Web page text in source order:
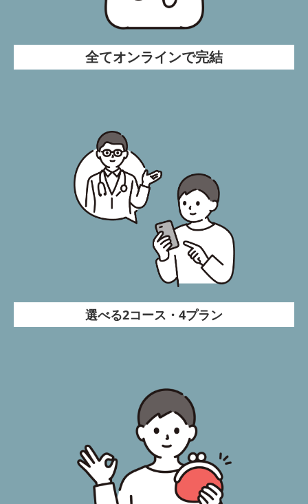
全てオンラインで完結
選べる2コース・4プラン